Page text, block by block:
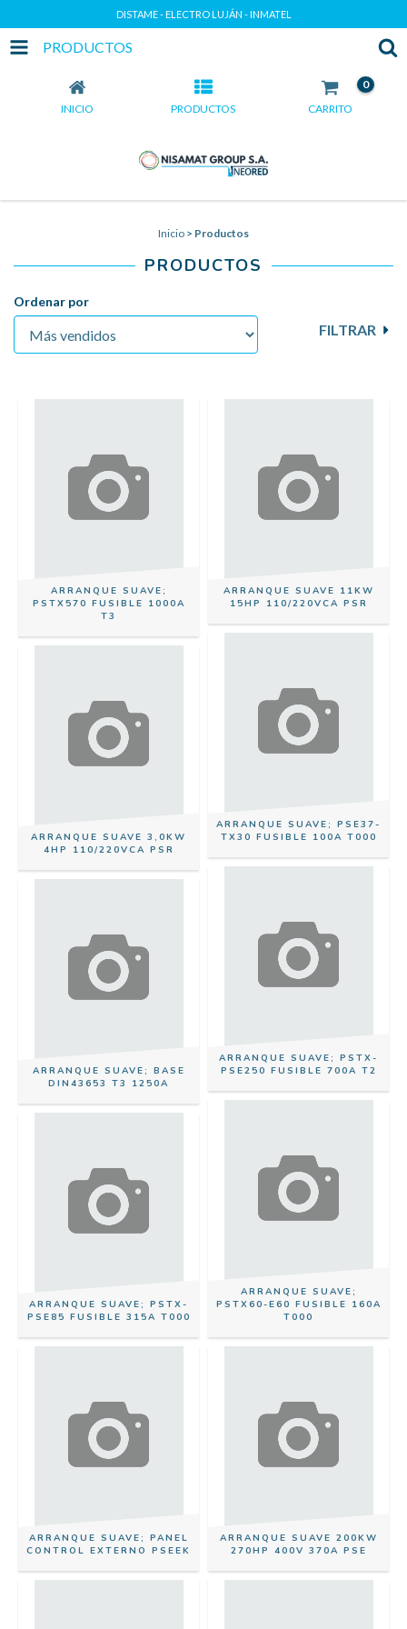
DISTAME - ELECTRO LUJÁN - INMATEL
PRODUCTOS
INICIO PRODUCTOS CARRITO
0
Inicio > Productos
PRODUCTOS
Ordenar por
FILTRAR
ARRANQUE SUAVE;
PSTX570 FUSIBLE 1000A
T3
ARRANQUE SUAVE 11KW
15HP 110/220VCA PSR
ARRANQUE SUAVE 3,0KW
4HP 110/220VCA PSR
ARRANQUE SUAVE; PSE37-
TX30 FUSIBLE 100A T000
ARRANQUE SUAVE; BASE
DIN43653 T3 1250A
ARRANQUE SUAVE; PSTX-
PSE250 FUSIBLE 700A T2
ARRANQUE SUAVE; PSTX-
PSE85 FUSIBLE 315A T000
ARRANQUE SUAVE;
PSTX60-E60 FUSIBLE 160A
T000
ARRANQUE SUAVE; PANEL
CONTROL EXTERNO PSEEK
ARRANQUE SUAVE 200KW
270HP 400V 370A PSE